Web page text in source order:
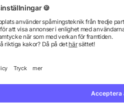
från 16,87 kr
Vi har svaren.